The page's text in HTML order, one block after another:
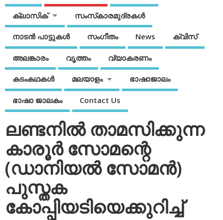
ക്ലാസിക് സംസ്‌കാരമുദ്രകള്‍
നാടന്‍ പാട്ടുകള്‍ സംഗീതം News ക്വിസ്
അലങ്കാരം വൃത്തം വ്യാകരണം
കടംകഥകള്‍ മലയാളം ഭാഷാജാലം
ഭാഷാ ജാലകം Contact Us
ലണ്ടനില്‍ താമസിക്കുന്ന
കാരൂര്‍ സോമന്റെ
(ഡാനിയല്‍ സോമന്‍)
പുസ്തക
കോപ്പിയടിയെക്കുറിച്ച്